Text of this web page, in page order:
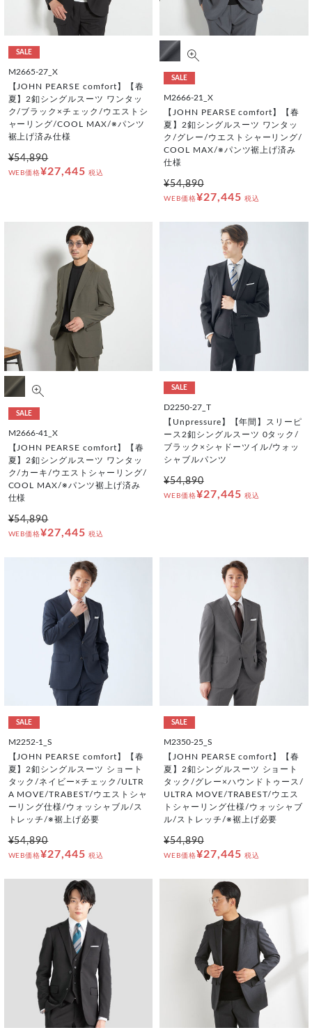
SALE
M2665-27_X
【JOHN PEARSE comfort】【春
夏】2釦シングルスーツ ワンタッ
ク/ブラック×チェック/ウエストシ
ャーリング/COOL MAX/※パンツ
裾上げ済み仕様
¥54,890
WEB価格¥27,445 税込
SALE
M2666-21_X
【JOHN PEARSE comfort】【春
夏】2釦シングルスーツ ワンタッ
ク/グレー/ウエストシャーリング/
COOL MAX/※パンツ裾上げ済み
仕様
¥54,890
WEB価格¥27,445 税込
SALE
M2666-41_X
【JOHN PEARSE comfort】【春
夏】2釦シングルスーツ ワンタッ
ク/カーキ/ウエストシャーリング/
COOL MAX/※パンツ裾上げ済み
仕様
¥54,890
WEB価格¥27,445 税込
SALE
D2250-27_T
【Unpressure】【年間】スリーピ
ース2釦シングルスーツ 0タック/
ブラック×シャドーツイル/ウォッ
シャブルパンツ
¥54,890
WEB価格¥27,445 税込
SALE
M2252-1_S
【JOHN PEARSE comfort】【春
夏】2釦シングルスーツ ショート
タック/ネイビー×チェック/ULTR
A MOVE/TRABEST/ウエストシャ
ーリング仕様/ウォッシャブル/ス
トレッチ/※裾上げ必要
¥54,890
WEB価格¥27,445 税込
SALE
M2350-25_S
【JOHN PEARSE comfort】【春
夏】2釦シングルスーツ ショート
タック/グレー×ハウンドトゥース/
ULTRA MOVE/TRABEST/ウエス
トシャーリング仕様/ウォッシャブ
ル/ストレッチ/※裾上げ必要
¥54,890
WEB価格¥27,445 税込